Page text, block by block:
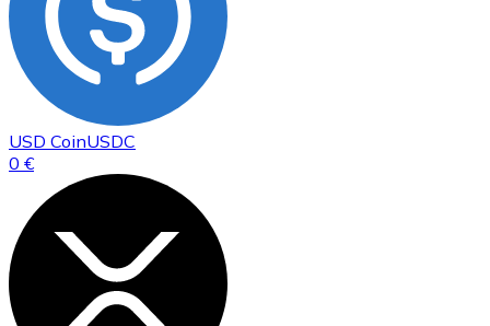
USD CoinUSDC
0 €